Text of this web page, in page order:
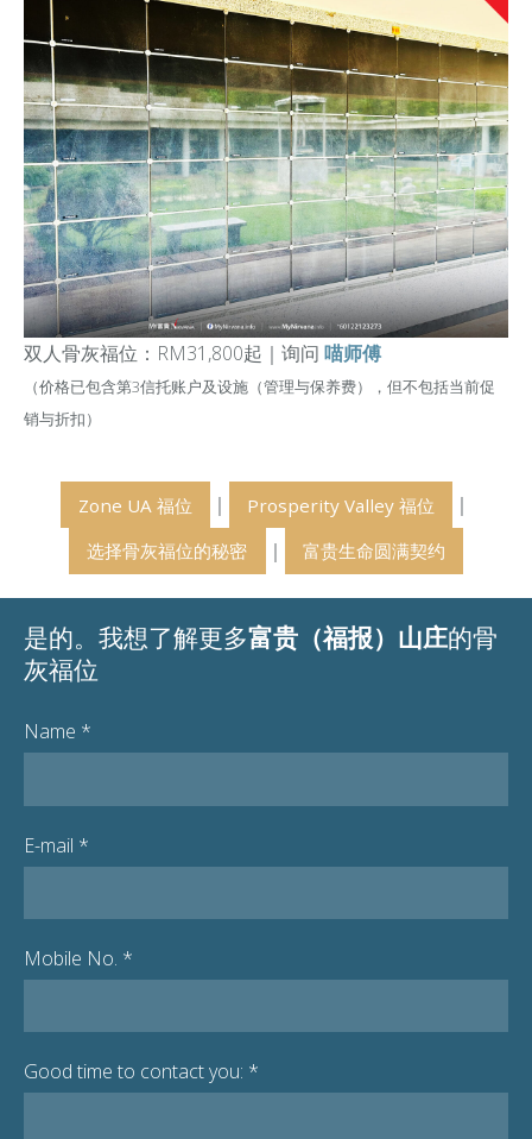
双人骨灰福位：RM31,800起 ｜ 询问 喵师傅
（价格已包含第3信托账户及设施（管理与保养费），但不包括当前促
销与折扣）
Zone UA 福位 ｜ Prosperity Valley 福位 ｜
选择骨灰福位的秘密 ｜ 富贵生命圆满契约
是的。我想了解更多富贵（福报）山庄的骨
灰福位
Name *
E-mail *
Mobile No. *
Good time to contact you: *